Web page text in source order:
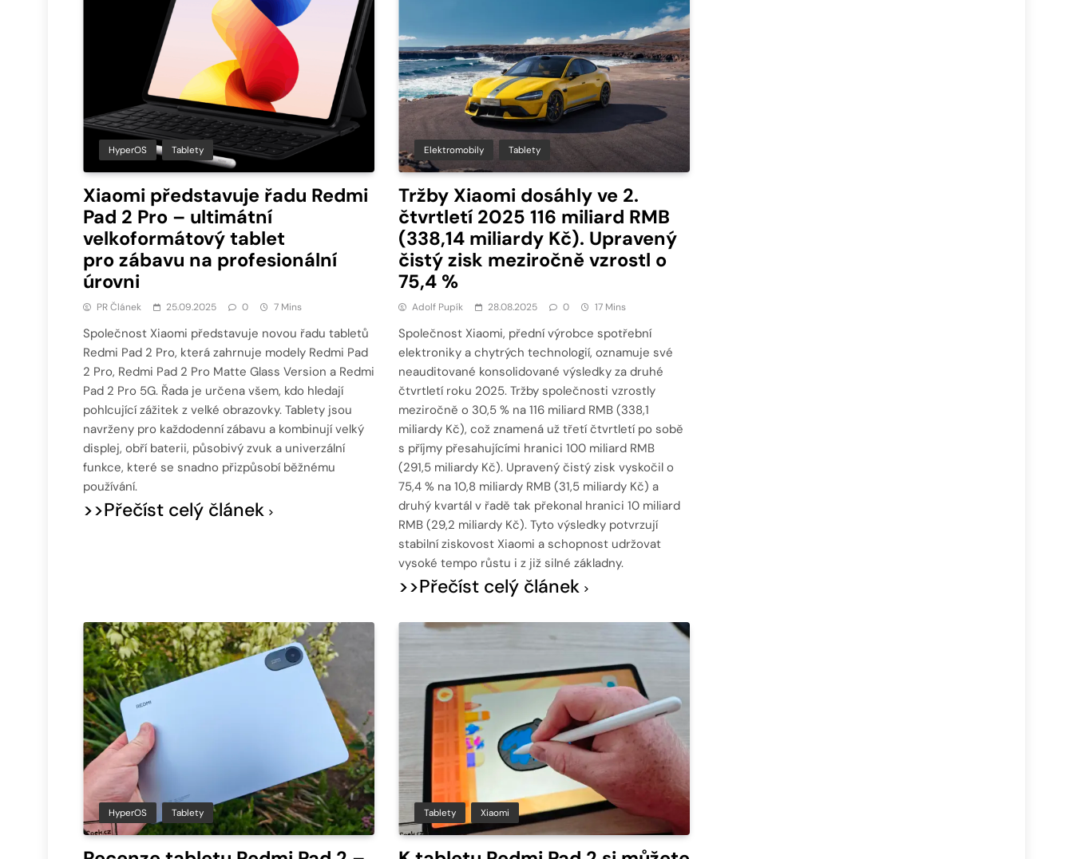
HyperOS Tablety
Xiaomi představuje řadu Redmi
Pad 2 Pro – ultimátní
velkoformátový tablet
pro zábavu na profesionální
úrovni
PR Článek 25.09.2025 0 7 Mins
Společnost Xiaomi představuje novou řadu tabletů
Redmi Pad 2 Pro, která zahrnuje modely Redmi Pad
2 Pro, Redmi Pad 2 Pro Matte Glass Version a Redmi
Pad 2 Pro 5G. Řada je určena všem, kdo hledají
pohlcující zážitek z velké obrazovky. Tablety jsou
navrženy pro každodenní zábavu a kombinují velký
displej, obří baterii, působivý zvuk a univerzální
funkce, které se snadno přizpůsobí běžnému
používání.
>>Přečíst celý článek
Elektromobily Tablety
Tržby Xiaomi dosáhly ve 2.
čtvrtletí 2025 116 miliard RMB
(338,14 miliardy Kč). Upravený
čistý zisk meziročně vzrostl o
75,4 %
Adolf Pupík 28.08.2025 0 17 Mins
Společnost Xiaomi, přední výrobce spotřební
elektroniky a chytrých technologií, oznamuje své
neauditované konsolidované výsledky za druhé
čtvrtletí roku 2025. Tržby společnosti vzrostly
meziročně o 30,5 % na 116 miliard RMB (338,1
miliardy Kč), což znamená už třetí čtvrtletí po sobě
s příjmy přesahujícími hranici 100 miliard RMB
(291,5 miliardy Kč). Upravený čistý zisk vyskočil o
75,4 % na 10,8 miliardy RMB (31,5 miliardy Kč) a
druhý kvartál v řadě tak překonal hranici 10 miliard
RMB (29,2 miliardy Kč). Tyto výsledky potvrzují
stabilní ziskovost Xiaomi a schopnost udržovat
vysoké tempo růstu i z již silné základny.
>>Přečíst celý článek
HyperOS Tablety Tablety Xiaomi